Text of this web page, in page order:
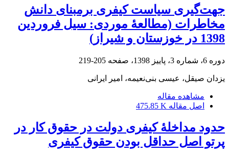
جهت‌گیری سیاست کیفری بر‌مبنای دانش
مخاطرات (مطالعۀ موردی: سیل فروردین
1398 در خوزستان و شیراز)
دوره 6، شماره 3، پاییز 1398، صفحه 205-219
یزدان صیقل، عیسی بنی‌نعیمه، امیر ایرانی
مشاهده مقاله
اصل مقاله 475.85 K
حدود مداخلۀ کیفری دولت در حقوق کار در
پرتو اصل حداقل بودن حقوق کیفری